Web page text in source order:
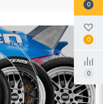
0
0
0